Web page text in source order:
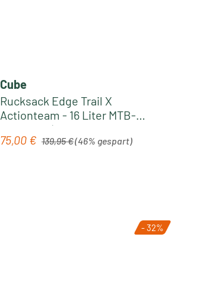
Cube
Rucksack Edge Trail X
Actionteam - 16 Liter MTB-
Rucksack | actionteam
Verkaufspreis:
75,00 € 139,95 €(46% gespart)
- 32%